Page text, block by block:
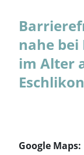
nahe
im Alter
Google Maps: